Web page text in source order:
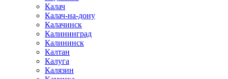
Калач
Калач-на-дону
Калачинск
Калининград
Калининск
Калтан
Калуга
Калязин